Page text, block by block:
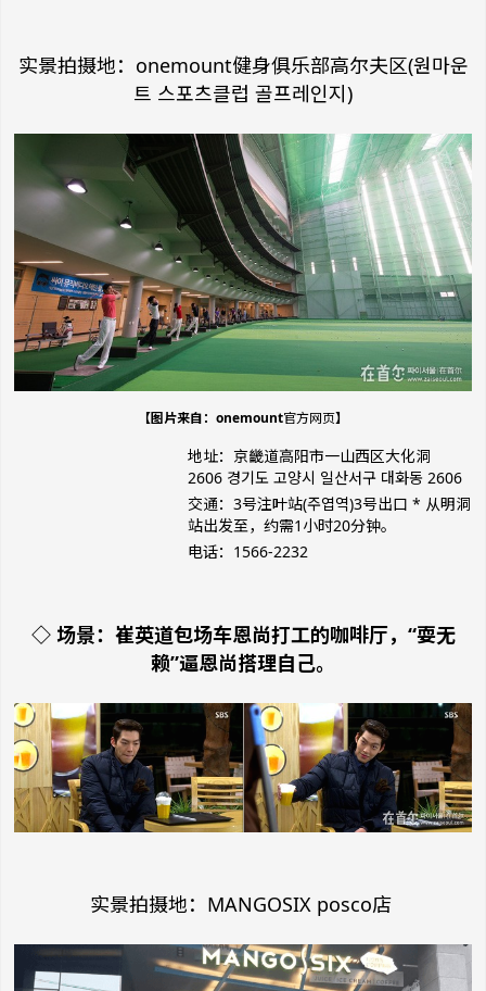
实景拍摄地：onemount健身俱乐部高尔夫区(원마운
트 스포츠클럽 골프레인지)
【图片来自：onemount官方网页】
地址：京畿道高阳市一山西区大化洞
2606 경기도 고양시 일산서구 대화동 2606
交通：3号注叶站(주엽역)3号出口 * 从明洞
站出发至，约需1小时20分钟。
电话：1566-2232
◇ 场景：崔英道包场车恩尚打工的咖啡厅，“耍无
赖”逼恩尚搭理自己。
实景拍摄地：MANGOSIX posco店